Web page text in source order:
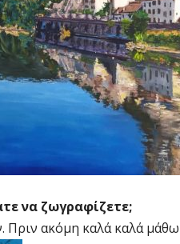
να ζωγραφίζετε;
Πριν ακόμη καλά καλά